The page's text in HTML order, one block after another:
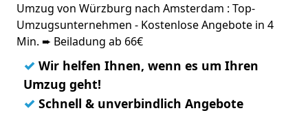
Umzug von Würzburg nach Amsterdam : Top-
Umzugsunternehmen - Kostenlose Angebote in 4
Min. ➨ Beiladung ab 66€
✓ Wir helfen Ihnen, wenn es um Ihren
Umzug geht!
✓ Schnell & unverbindlich Angebote